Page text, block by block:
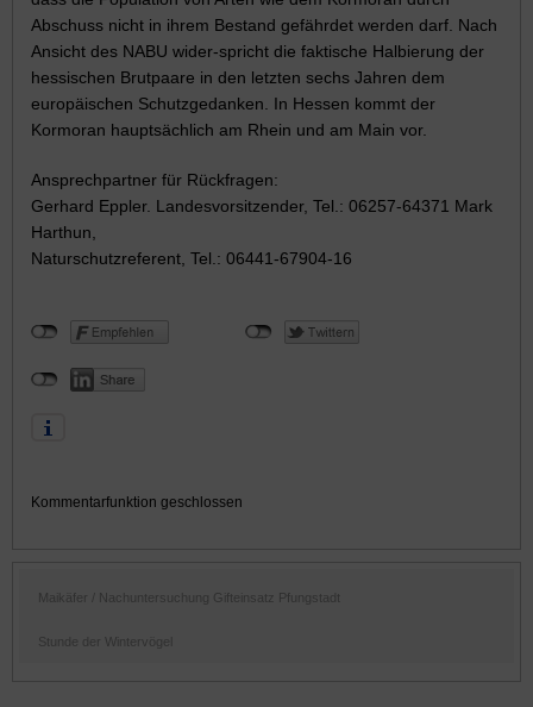
Abschuss nicht in ihrem Bestand gefährdet werden darf. Nach
Ansicht des NABU wider-spricht die faktische Halbierung der
hessischen Brutpaare in den letzten sechs Jahren dem
europäischen Schutzgedanken. In Hessen kommt der
Kormoran hauptsächlich am Rhein und am Main vor.
Ansprechpartner für Rückfragen:
Gerhard Eppler. Landesvorsitzender, Tel.: 06257-64371 Mark
Harthun,
Naturschutzreferent, Tel.: 06441-67904-16
Kommentarfunktion geschlossen
Maikäfer / Nachuntersuchung Gifteinsatz Pfungstadt
Stunde der Wintervögel